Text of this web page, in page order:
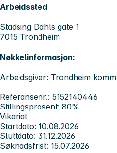
Arbeidssted
Stadsing Dahls gate 1
7015 Trondheim
Nøkkelinformasjon:
Arbeidsgiver: Trondheim
Referansenr.: 5152140446
Stillingsprosent: 80%
Vikariat
Startdato: 10.08.2026
Sluttdato: 31.12.2026
Søknadsfrist: 15.07.2026